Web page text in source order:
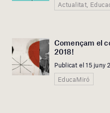
Actualitat,
Començam el
2018!
Publicat el 15 juny
EducaMiró